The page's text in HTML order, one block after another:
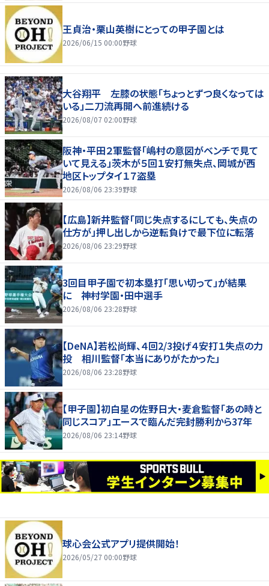
王貞治・栗山英樹にとっての甲子園とは
2026/06/15 00:00野球
大谷翔平 左膝の状態「ちょっとずつ良くなっては
いる」二刀流再開へ前進続ける
2026/08/07 02:00野球
阪神・平田２軍監督「嶋村の意図がベンチで見て
いて見える」茨木が５回１安打無失点、岡城が西
地区トップタイ１７盗塁
2026/08/06 23:39野球
【広島】新井監督「同じ失点するにしても、失点の
仕方が」押し出しから逆転負けで最下位に転落
2026/08/06 23:29野球
3回目甲子園で初本塁打「思い切って」が結果
に 神村学園・田中選手
2026/08/06 23:28野球
【DeNA】若松尚輝、４回2/3投げ４安打１失点の力
投 相川監督「本当にありがたかった」
2026/08/06 23:28野球
【甲子園】初白星の佐野日大・麦倉監督「あの時と
同じスコア」エースで臨んだ完封勝利から37年
2026/08/06 23:14野球
球心会公式アプリ提供開始！
2026/05/27 00:00野球